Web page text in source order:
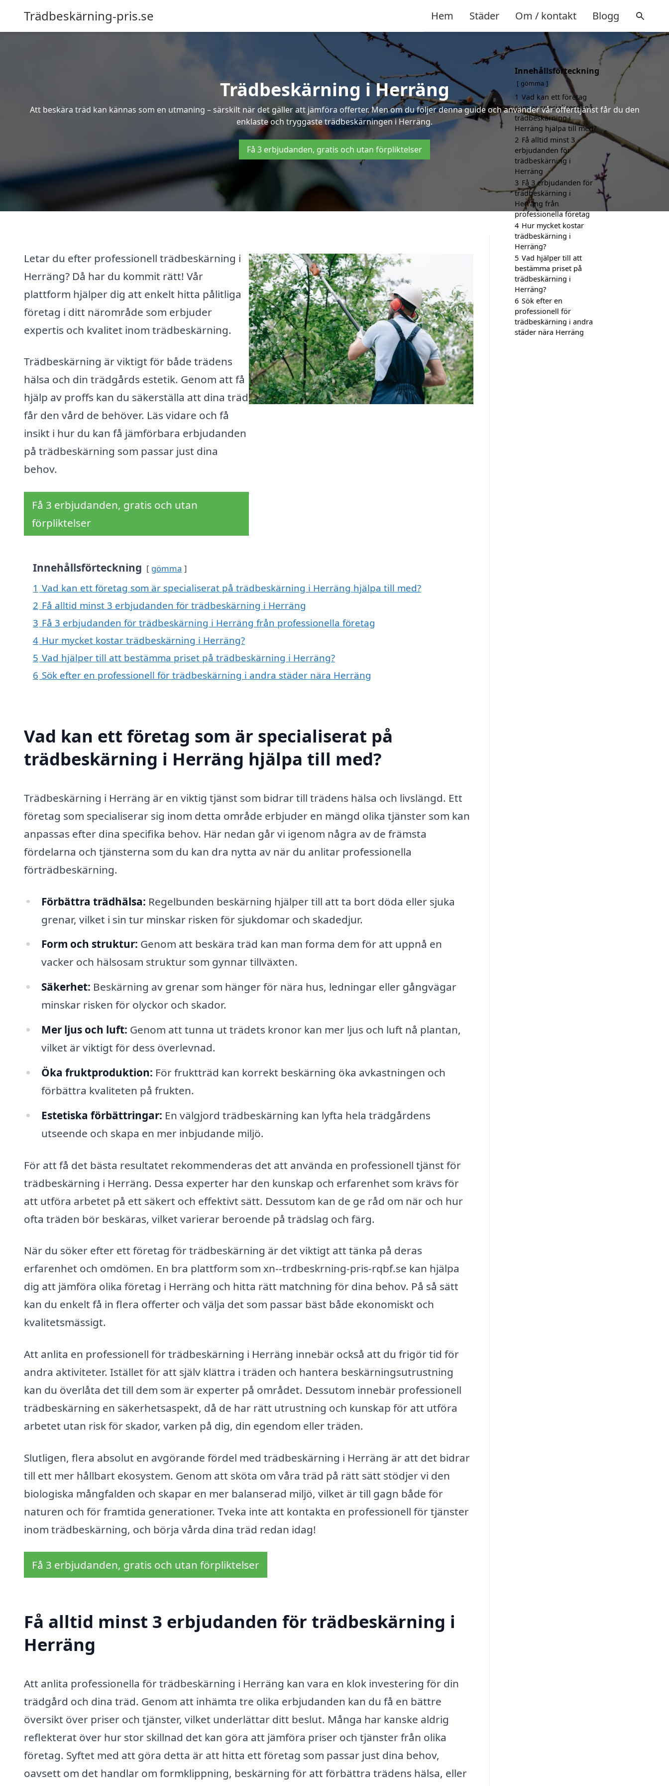
Trädbeskärning-pris.se Hem Städer Om / kontakt Blogg
Trädbeskärning i Herräng
Att beskära träd kan kännas som en utmaning – särskilt när det gäller att jämföra offerter. Men om du följer denna guide och använder vår offerttjänst får du den
enklaste och tryggaste trädbeskärningen i Herräng.
Få 3 erbjudanden, gratis och utan förpliktelser
Letar du efter professionell trädbeskärning i
Herräng? Då har du kommit rätt! Vår
plattform hjälper dig att enkelt hitta pålitliga
företag i ditt närområde som erbjuder
expertis och kvalitet inom trädbeskärning.
Trädbeskärning är viktigt för både trädens
hälsa och din trädgårds estetik. Genom att få
hjälp av proffs kan du säkerställa att dina träd
får den vård de behöver. Läs vidare och få
insikt i hur du kan få jämförbara erbjudanden
på trädbeskärning som passar just dina
behov.
Få 3 erbjudanden, gratis och utan
förpliktelser
Innehållsförteckning gömma
1 Vad kan ett företag som är specialiserat på trädbeskärning i Herräng hjälpa till med?
2 Få alltid minst 3 erbjudanden för trädbeskärning i Herräng
3 Få 3 erbjudanden för trädbeskärning i Herräng från professionella företag
4 Hur mycket kostar trädbeskärning i Herräng?
5 Vad hjälper till att bestämma priset på trädbeskärning i Herräng?
6 Sök efter en professionell för trädbeskärning i andra städer nära Herräng
Vad kan ett företag som är specialiserat på
trädbeskärning i Herräng hjälpa till med?
Trädbeskärning i Herräng är en viktig tjänst som bidrar till trädens hälsa och livslängd. Ett
företag som specialiserar sig inom detta område erbjuder en mängd olika tjänster som kan
anpassas efter dina specifika behov. Här nedan går vi igenom några av de främsta
fördelarna och tjänsterna som du kan dra nytta av när du anlitar professionella
förträdbeskärning.
Förbättra trädhälsa: Regelbunden beskärning hjälper till att ta bort döda eller sjuka
grenar, vilket i sin tur minskar risken för sjukdomar och skadedjur.
Form och struktur: Genom att beskära träd kan man forma dem för att uppnå en
vacker och hälsosam struktur som gynnar tillväxten.
Säkerhet: Beskärning av grenar som hänger för nära hus, ledningar eller gångvägar
minskar risken för olyckor och skador.
Mer ljus och luft: Genom att tunna ut trädets kronor kan mer ljus och luft nå plantan,
vilket är viktigt för dess överlevnad.
Öka fruktproduktion: För fruktträd kan korrekt beskärning öka avkastningen och
förbättra kvaliteten på frukten.
Estetiska förbättringar: En välgjord trädbeskärning kan lyfta hela trädgårdens
utseende och skapa en mer inbjudande miljö.
För att få det bästa resultatet rekommenderas det att använda en professionell tjänst för
trädbeskärning i Herräng. Dessa experter har den kunskap och erfarenhet som krävs för
att utföra arbetet på ett säkert och effektivt sätt. Dessutom kan de ge råd om när och hur
ofta träden bör beskäras, vilket varierar beroende på trädslag och färg.
När du söker efter ett företag för trädbeskärning är det viktigt att tänka på deras
erfarenhet och omdömen. En bra plattform som xn--trdbeskrning-pris-rqbf.se kan hjälpa
dig att jämföra olika företag i Herräng och hitta rätt matchning för dina behov. På så sätt
kan du enkelt få in flera offerter och välja det som passar bäst både ekonomiskt och
kvalitetsmässigt.
Att anlita en professionell för trädbeskärning i Herräng innebär också att du frigör tid för
andra aktiviteter. Istället för att själv klättra i träden och hantera beskärningsutrustning
kan du överlåta det till dem som är experter på området. Dessutom innebär professionell
trädbeskärning en säkerhetsaspekt, då de har rätt utrustning och kunskap för att utföra
arbetet utan risk för skador, varken på dig, din egendom eller träden.
Slutligen, flera absolut en avgörande fördel med trädbeskärning i Herräng är att det bidrar
till ett mer hållbart ekosystem. Genom att sköta om våra träd på rätt sätt stödjer vi den
biologiska mångfalden och skapar en mer balanserad miljö, vilket är till gagn både för
naturen och för framtida generationer. Tveka inte att kontakta en professionell för tjänster
inom trädbeskärning, och börja vårda dina träd redan idag!
Få 3 erbjudanden, gratis och utan förpliktelser
Få alltid minst 3 erbjudanden för trädbeskärning i
Herräng
Att anlita professionella för trädbeskärning i Herräng kan vara en klok investering för din
trädgård och dina träd. Genom att inhämta tre olika erbjudanden kan du få en bättre
översikt över priser och tjänster, vilket underlättar ditt beslut. Många har kanske aldrig
reflekterat över hur stor skillnad det kan göra att jämföra priser och tjänster från olika
företag. Syftet med att göra detta är att hitta ett företag som passar just dina behov,
oavsett om det handlar om formklippning, beskärning för att förbättra trädens hälsa, eller
Innehållsförteckning
gömma
1 Vad kan ett företag
som är specialiserat på
trädbeskärning i
Herräng hjälpa till med?
2 Få alltid minst 3
erbjudanden för
trädbeskärning i
Herräng
3 Få 3 erbjudanden för
trädbeskärning i
Herräng från
professionella företag
4 Hur mycket kostar
trädbeskärning i
Herräng?
5 Vad hjälper till att
bestämma priset på
trädbeskärning i
Herräng?
6 Sök efter en
professionell för
trädbeskärning i andra
städer nära Herräng